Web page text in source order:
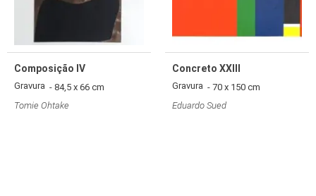
Composição IV
Gravura - 84,5 x 66 cm
Tomie Ohtake
Concreto XXIII
Gravura - 70 x 150 cm
Eduardo Sued